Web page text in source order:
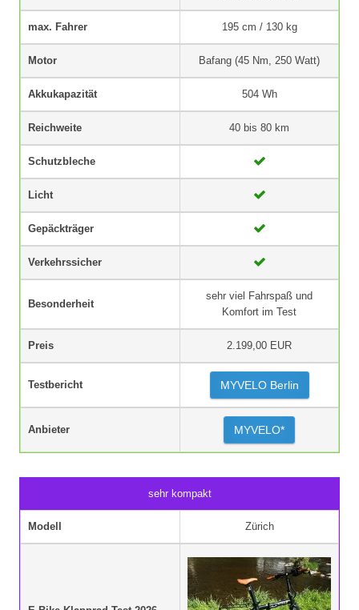
max. Fahrer 195 cm / 130 kg
Motor Bafang (45 Nm, 250 Watt)
Akkukapazität 504 Wh
Reichweite 40 bis 80 km
Schutzbleche
Licht
Gepäckträger
Verkehrssicher
Besonderheit
sehr viel Fahrspaß und
Komfort im Test
Preis 2.199,00 EUR
Testbericht MYVELO Berlin
Anbieter MYVELO*
sehr kompakt
Modell Zürich